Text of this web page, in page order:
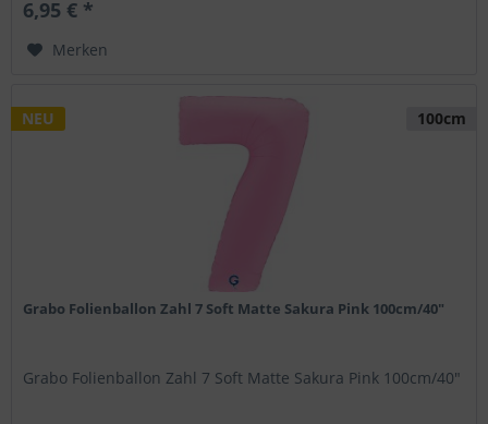
6,95 € *
Merken
NEU 100cm
Grabo Folienballon Zahl 7 Soft Matte Sakura Pink 100cm/40"
Grabo Folienballon Zahl 7 Soft Matte Sakura Pink 100cm/40"